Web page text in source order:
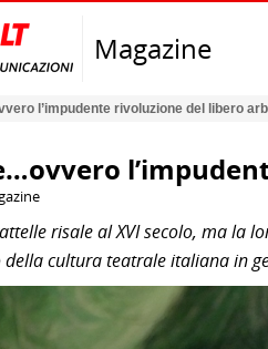
Magazine
l’impudente rivoluzione del libero
risale al XVI secolo, ma la
cultura teatrale italiana in